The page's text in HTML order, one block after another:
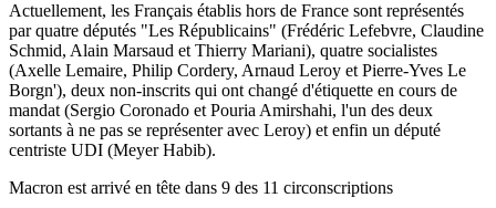
Actuellement, les Français établis hors de France sont représentés
par quatre députés "Les Républicains" (Frédéric Lefebvre, Claudine
Schmid, Alain Marsaud et Thierry Mariani), quatre socialistes
(Axelle Lemaire, Philip Cordery, Arnaud Leroy et Pierre-Yves Le
Borgn'), deux non-inscrits qui ont changé d'étiquette en cours de
mandat (Sergio Coronado et Pouria Amirshahi, l'un des deux
sortants à ne pas se représenter avec Leroy) et enfin un député
centriste UDI (Meyer Habib).
Macron est arrivé en tête dans 9 des 11 circonscriptions